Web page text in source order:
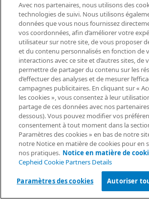
et D dans l’exon 12) sous la forme
NPM1 Mutation/ABL1 avec une
Découvrir
Gamme de
GeneXpert®
Avec nos partenaires, nous utilisons des
technologies de suivi. Nous utilisons
données que vous nous fournissez
vos coordonnées, afin d’améliorer votre
utilisateur sur notre site, de vous proposer
et du contenu personnalisés en fonction de
interactions avec ce site et d’autres sites, de
permettre de partager du contenu sur les
d’effectuer des analyses et de mesurer
campagnes publicitaires. En cliquant sur «
les cookies », vous consentez à leur
partage de ces données avec nos
dessous). Vous pouvez modifier vos
consentement à tout moment dans la
Paramètres des cookies » en bas de notre
notre Notice en matière de cookies pour en
nos pratiques. Notice en matière de
Cepheid Cookie Partners Details
Paramètres des cookies Autoriser